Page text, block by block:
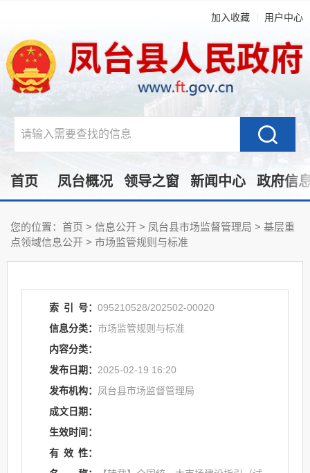
加入收藏 用户中心
首页 凤台概况 领导之窗 新闻中心 政府信
您的位置： 首页 > 信息公开 > 凤台县市场监督管理局 > 基层重
点领域信息公开 > 市场监管规则与标准
索 引 号： 095210528/202502-00020
信息分类： 市场监管规则与标准
内容分类：
发布日期： 2025-02-19 16:20
发布机构： 凤台县市场监督管理局
成文日期：
生效时间：
有 效 性：